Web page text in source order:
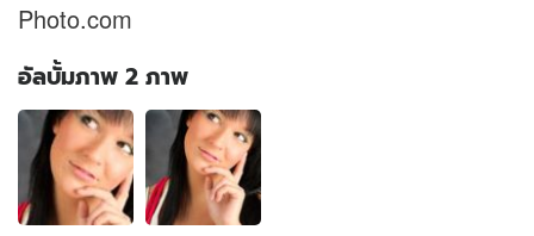
Photo.com
อัลบั้มภาพ 2 ภาพ
อัลบั้ม
ภาพ
ภาพ
ของ